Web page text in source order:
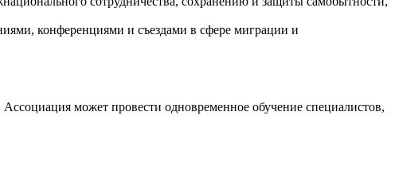
конференциями и съездами в сфере миграции и
может провести одновременное обучение специалистов,